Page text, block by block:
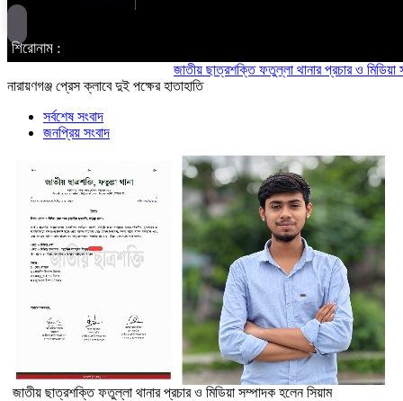
শিরোনাম :
জাতীয় ছাত্রশক্তি ফতুল্লা থানার প্রচার ও মিডিয়া সম্পাদক
নারায়ণগঞ্জ প্রেস ক্লাবে দুই পক্ষের হাতাহাতি
সর্বশেষ সংবাদ
জনপ্রিয় সংবাদ
জাতীয় ছাত্রশক্তি ফতুল্লা থানার প্রচার ও মিডিয়া সম্পাদক হলেন সিয়াম